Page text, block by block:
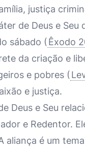
justiça
de Deus e Seu
sábado ( Êxodo
da criação e
e pobres (
e justiça.
Deus e Seu
e Redentor.
aliança é um